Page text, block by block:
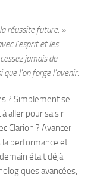
la réussite future. » —
l’esprit et les
jamais de
l’on forge l’avenir.
? Simplement se
aller pour saisir
Clarion ? Avancer
la performance et
était déjà
avancées,